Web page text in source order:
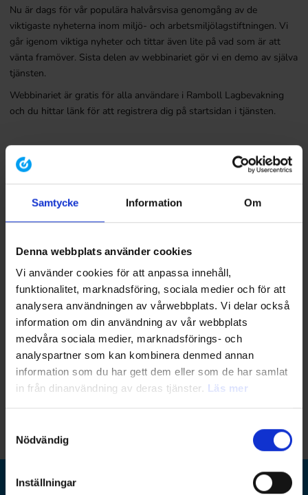
Samtycke Information Om
Denna webbplats använder cookies
Vi använder cookies för att anpassa innehåll,
funktionalitet, marknadsföring, sociala medier och för att
analysera användningen av vårwebbplats. Vi delar också
information om din användning av vår webbplats
medvåra sociala medier, marknadsförings- och
analyspartner som kan kombinera denmed annan
information som du har gett dem eller som de har samlat
in från dinanvändning av deras tjänster. Läs mer
Nödvändig
Inställningar
Nu är dags för vår populära halvårsvisa genomgång av de
viktigaste nyheterna inom miljö- och arbetsmiljölagstiftningen. Vi
går igenom viktiga nyheter och tittar även lite på vad som är att
vänta framöver. Sista delen av webbinariet gör vi en demo av själva
tjänsten.
Webbinariet är gratis för alla användare i Ramboll Lagbevakning
och du hittar länk för att registrera dig på startsidan i tjänsten.
Webbinarieledare
Niclas Holm
Seniorkonsult, ansvarig för
Lagbevakning
niclas.holm@ramboll.se